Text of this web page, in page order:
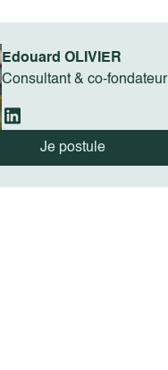
Edouard OLIVIER
Consultant & co-fondateur
Je postule